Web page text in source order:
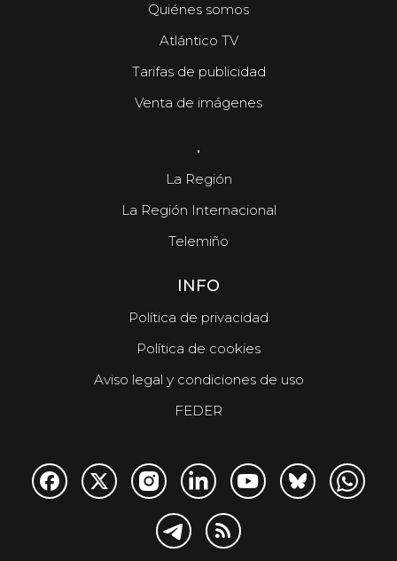
Quiénes somos
Atlántico TV
Tarifas de publicidad
Venta de imágenes
.
La Región
La Región Internacional
Telemiño
INFO
Política de privacidad
Política de cookies
Aviso legal y condiciones de uso
FEDER